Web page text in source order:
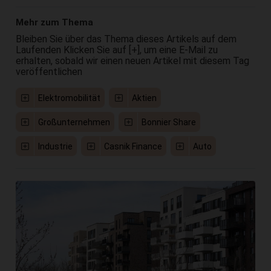
Mehr zum Thema
Bleiben Sie über das Thema dieses Artikels auf dem
Laufenden Klicken Sie auf [+], um eine E-Mail zu
erhalten, sobald wir einen neuen Artikel mit diesem Tag
veröffentlichen
Elektromobilität Aktien
Großunternehmen Bonnier Share
Industrie Casnik Finance Auto